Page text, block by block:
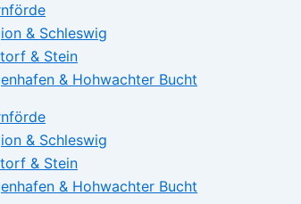
& Schleswig
& Stein
& Hohwachter Bucht
& Schleswig
& Stein
& Hohwachter Bucht